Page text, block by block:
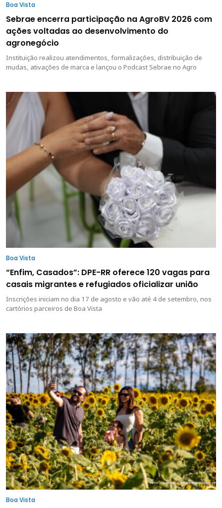
Boa Vista
Sebrae encerra participação na AgroBV 2026 com
ações voltadas ao desenvolvimento do
agronegócio
Instituição realizou atendimentos, formalizações, distribuição de
mudas, ativações de marca e lançou o Podcast Sebrae no Agro
Boa Vista
“Enfim, Casados”: DPE-RR oferece 120 vagas para
casais migrantes e refugiados oficializar união
Inscrições iniciam no dia 17 de agosto e vão até 4 de setembro, nos
cartórios parceiros de Boa Vista
Boa Vista